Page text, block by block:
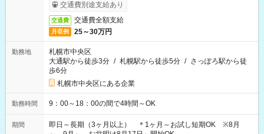
交通費別途支給あり
交通費 交通費全額支給
月収例 25～30万円
勤務地
札幌市中央区
大通駅から徒歩3分 / 札幌駅から徒歩5分 / さっぽろ駅から徒
歩6分
札幌市中央区にある企業
勤務時間 9：00～18：00の間で4時間～OK
期間
即日～長期（3ヶ月以上） ＊1ヶ月～お試し短期OK ※8月